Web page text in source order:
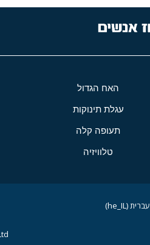
האח הגדול
עגלת תינוקות
תעופה קלה
טלוויזיה
עברית (he_IL)